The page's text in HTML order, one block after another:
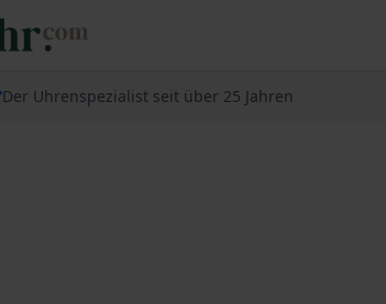
Der Uhrenspezialist seit über 25 Jahren